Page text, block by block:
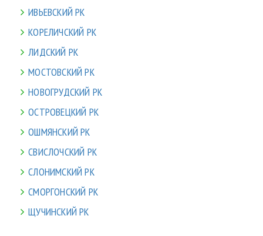
ИВЬЕВСКИЙ РК
КОРЕЛИЧСКИЙ РК
ЛИДСКИЙ РК
МОСТОВСКИЙ РК
НОВОГРУДСКИЙ РК
ОСТРОВЕЦКИЙ РК
ОШМЯНСКИЙ РК
СВИСЛОЧСКИЙ РК
СЛОНИМСКИЙ РК
СМОРГОНСКИЙ РК
ЩУЧИНСКИЙ РК